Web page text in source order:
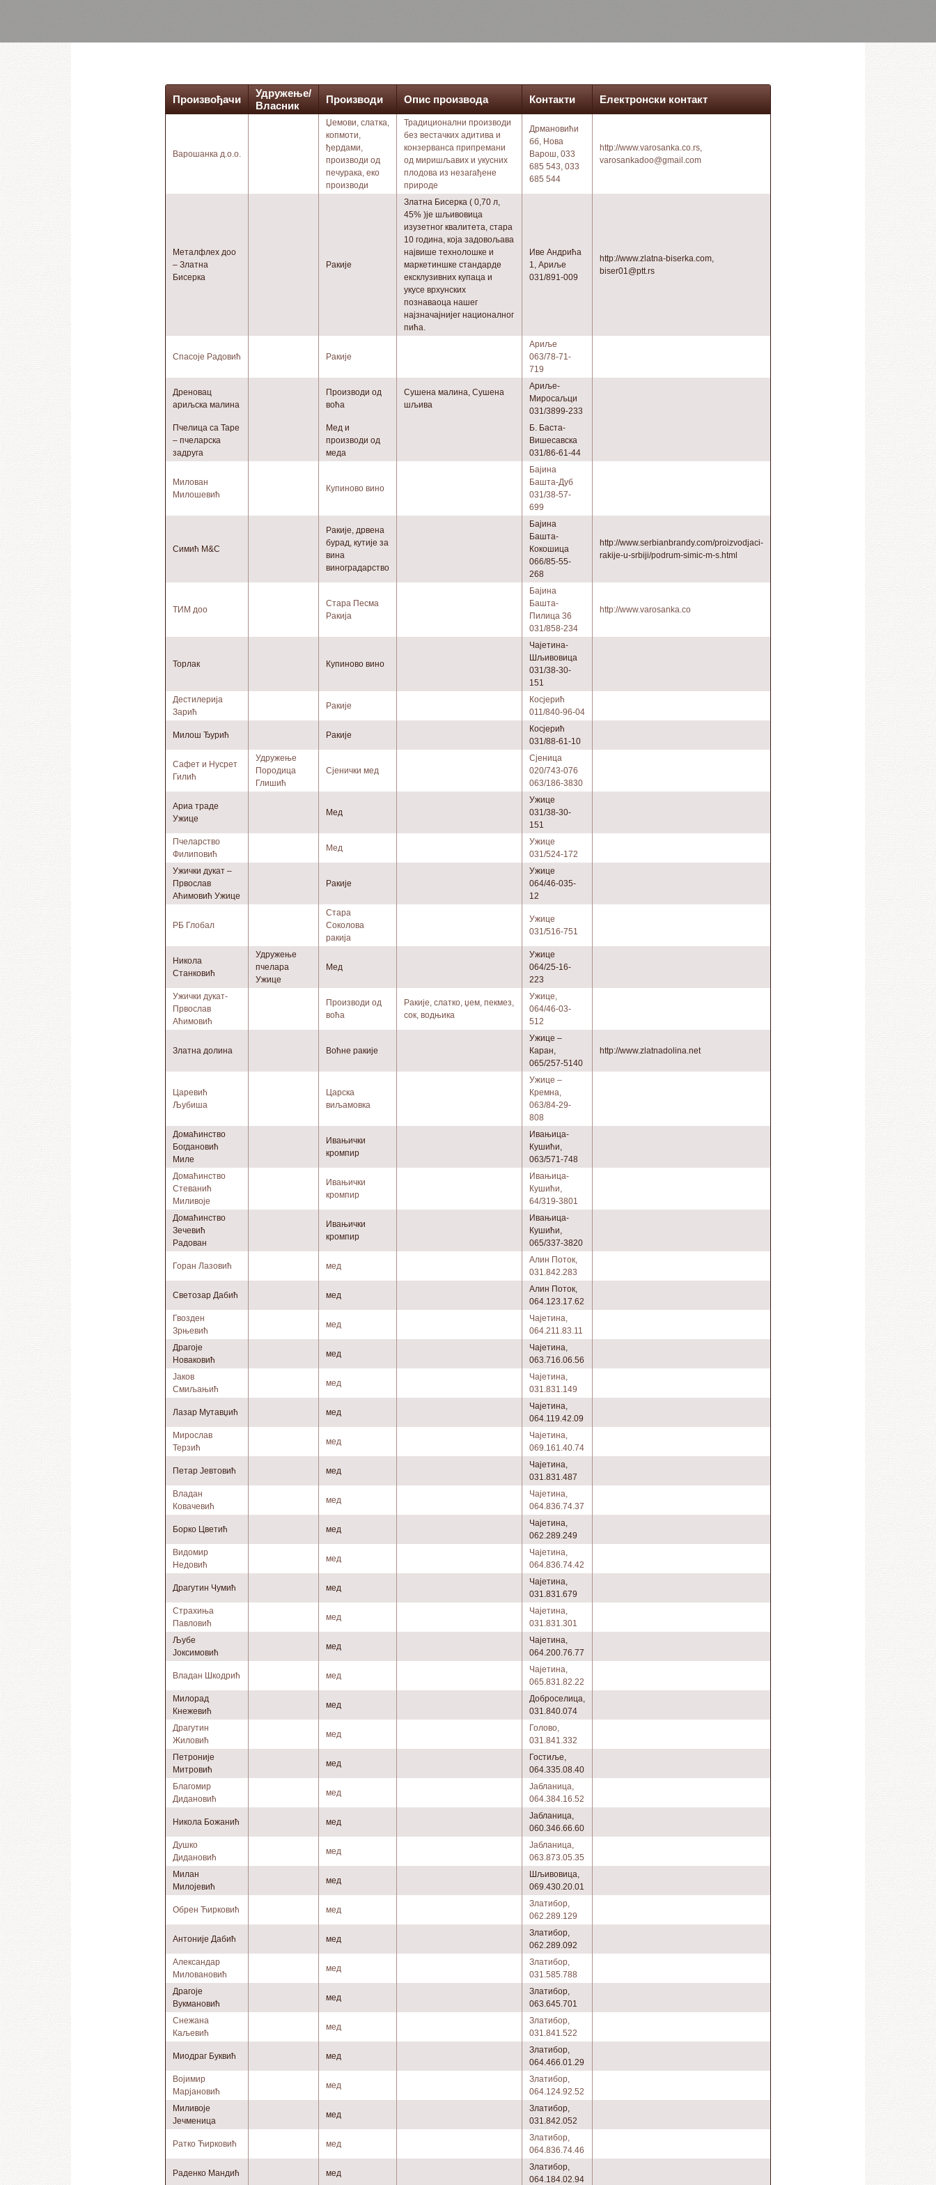
Произвођачи
Удружење/
Власник
Производи Опис производа Контакти Електронски контакт
Варошанка д.о.о.
Џемови, слатка,
копмоти,
ђердами,
производи од
печурака, еко
производи
Традиционални производи
без вестачких адитива и
конзерванса припремани
од миришљавих и укусних
плодова из незагађене
природе
Дрмановићи
бб, Нова
Варош, 033
685 543, 033
685 544
http://www.varosanka.co.rs,
varosankadoo@gmail.com
Металфлеx доо
– Златна
Бисерка
Ракије
Златна Бисерка ( 0,70 л,
45% )је шљивовица
изузетног квалитета, стара
10 година, која задовољава
највише технолошке и
маркетиншке стандарде
ексклузивних купаца и
укусе врхунских
познаваоца нашег
најзначајнијег националног
пића.
Иве Андрића
1, Ариље
031/891-009
http://www.zlatna-biserka.com,
biser01@ptt.rs
Спасоје Радовић Ракије
Ариље
063/78-71-
719
Дреновац
ариљска малина
Производи од
воћа
Сушена малина, Сушена
шљива
Ариље-
Миросаљци
031/3899-233
Пчелица са Таре
– пчеларска
задруга
Мед и
производи од
меда
Б. Баста-
Вишесавска
031/86-61-44
Милован
Милошевић
Купиново вино
Бајина
Башта-Дуб
031/38-57-
699
Симић М&С
Ракије, дрвена
бурад, кутије за
вина
виноградарство
Бајина
Башта-
Кокошица
066/85-55-
268
http://www.serbianbrandy.com/proizvodjaci-
rakije-u-srbiji/podrum-simic-m-s.html
ТИМ доо
Стара Песма
Ракија
Бајина
Башта-
Пилица 36
031/858-234
http://www.varosanka.co
Торлак Купиново вино
Чајетина-
Шљивовица
031/38-30-
151
Дестилерија
Зарић
Ракије
Косјерић
011/840-96-04
Милош Ђурић Ракије
Косјерић
031/88-61-10
Сафет и Нусрет
Гилић
Удружење
Породица
Глишић
Сјенички мед
Сјеница
020/743-076
063/186-3830
Ариа траде
Ужице
Мед
Ужице
031/38-30-
151
Пчеларство
Филиповић
Мед
Ужице
031/524-172
Ужички дукат –
Првослав
Аћимовић Ужице
Ракије
Ужице
064/46-035-
12
РБ Глобал
Стара
Соколова
ракија
Ужице
031/516-751
Никола
Станковић
Удружење
пчелара
Ужице
Мед
Ужице
064/25-16-
223
Ужички дукат-
Првослав
Аћимовић
Производи од
воћа
Ракије, слатко, џем, пекмез,
сок, водњика
Ужице,
064/46-03-
512
Златна долина Воћне ракије
Ужице –
Каран,
065/257-5140
http://www.zlatnadolina.net
Царевић
Љубиша
Царска
виљамовка
Ужице –
Кремна,
063/84-29-
808
Домаћинство
Богдановић
Миле
Ивањички
кромпир
Ивањица-
Кушићи,
063/571-748
Домаћинство
Стеванић
Миливоје
Ивањички
кромпир
Ивањица-
Кушићи,
64/319-3801
Домаћинство
Зечевић
Радован
Ивањички
кромпир
Ивањица-
Кушићи,
065/337-3820
Горан Лазовић мед
Алин Поток,
031.842.283
Светозар Дабић мед
Алин Поток,
064.123.17.62
Гвозден
Зрњевић
мед
Чајетина,
064.211.83.11
Драгоје
Новаковић
мед
Чајетина,
063.716.06.56
Јаков
Смиљањић
мед
Чајетина,
031.831.149
Лазар Мутавџић мед
Чајетина,
064.119.42.09
Мирослав
Терзић
мед
Чајетина,
069.161.40.74
Петар Јевтовић мед
Чајетина,
031.831.487
Владан
Ковачевић
мед
Чајетина,
064.836.74.37
Борко Цветић мед
Чајетина,
062.289.249
Видомир
Недовић
мед
Чајетина,
064.836.74.42
Драгутин Чумић мед
Чајетина,
031.831.679
Страхиња
Павловић
мед
Чајетина,
031.831.301
Љубе
Јоксимовић
мед
Чајетина,
064.200.76.77
Владан Шкодрић мед
Чајетина,
065.831.82.22
Милорад
Кнежевић
мед
Доброселица,
031.840.074
Драгутин
Жиловић
мед
Голово,
031.841.332
Петроније
Митровић
мед
Гостиље,
064.335.08.40
Благомир
Дидановић
мед
Јабланица,
064.384.16.52
Никола Божанић мед
Јабланица,
060.346.66.60
Душко
Дидановић
мед
Јабланица,
063.873.05.35
Милан
Милојевић
мед
Шљивовица,
069.430.20.01
Обрен Ћирковић мед
Златибор,
062.289.129
Антоније Дабић мед
Златибор,
062.289.092
Александар
Миловановић
мед
Златибор,
031.585.788
Драгоје
Вукмановић
мед
Златибор,
063.645.701
Снежана
Каљевић
мед
Златибор,
031.841.522
Миодраг Буквић мед
Златибор,
064.466.01.29
Војимир
Марјановић
мед
Златибор,
064.124.92.52
Миливоје
Јечменица
мед
Златибор,
031.842.052
Ратко Ћирковић мед
Златибор,
064.836.74.46
Раденко Мандић мед
Златибор,
064.184.02.94